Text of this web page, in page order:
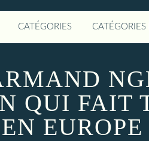
CATÉGORIES CATÉGORIES
QUI FAIT